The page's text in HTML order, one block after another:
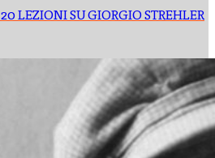
20 LEZIONI SU GIORGIO STREHLER